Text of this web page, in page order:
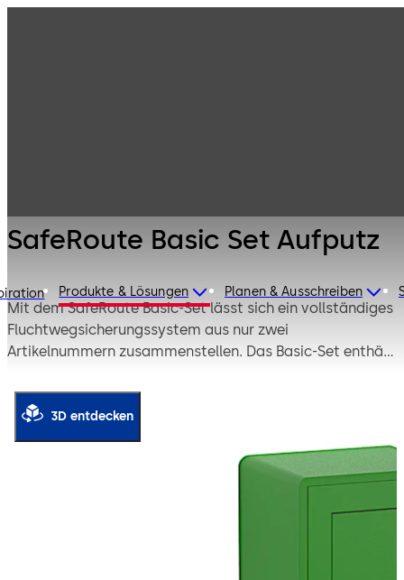
Produkte & Lösungen Planen & Ausschreiben
SafeRoute Basic Set Aufputz
Mit dem SafeRoute Basic-Set lässt sich ein vollständiges
Fluchtwegsicherungssystem aus nur zwei
Artikelnummern zusammenstellen. Das Basic-Set enthält
Nottaster und Steuereinheit, sondern auch
umfangreiches Zubehör. So können beispielsweise eine
bauseitige Zutrittskontrolle und zusätzliche
Schlüsseltaster komfortabel an eine Verteilerplatine
angeschlossen werden. Auch der für analoge
Weiterverwendung einer vorhandenen dormakaba TV
500-Türverriegelung unkompliziert möglich ist.
3D entdecken